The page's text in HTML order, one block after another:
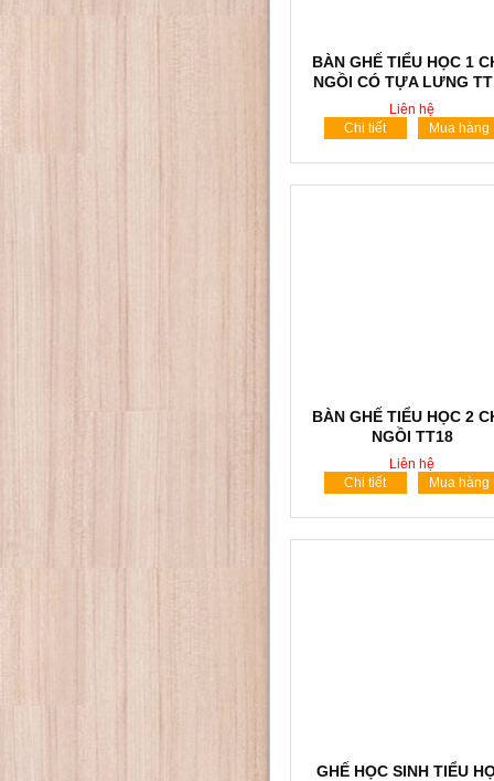
BÀN GHẾ TIỂU HỌC 1
NGỒI CÓ TỰA LƯNG
Liên hệ
Chi tiết
Mua hàng
BÀN GHẾ TIỂU HỌC 2
NGỒI TT18
Liên hệ
Chi tiết
Mua hàng
GHẾ HỌC SINH TIỂU